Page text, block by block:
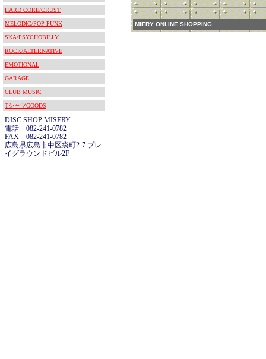
HARD CORE/CRUST
MELODIC/POP PUNK
SKA/PSYCHOBILLY
ROCK/ALTERNATIVE
EMOTIONAL
GARAGE
CLUB MUSIC
TシャツGOODS
DISC SHOP MISERY
電話 082-241-0782
FAX 082-241-0782
広島県広島市中区袋町2-7 プレ
イグラウンドビル2F
MIERY ONLINE SHOPPING